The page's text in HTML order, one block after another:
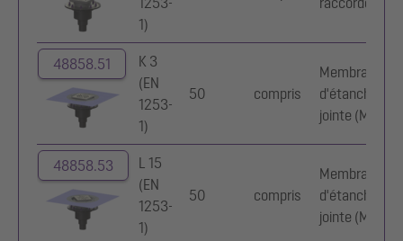
1)
48858.51
K 3
(EN
1253-
1)
50 compris
Membrane
d'étanchéité
jointe (MEj)
48858.53
L 15
(EN
1253-
1)
50 compris
Membrane
d'étanchéité
jointe (MEj)